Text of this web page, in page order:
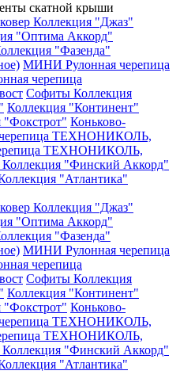
скатной крыши
Коллекция "Джаз"
"Оптима Аккорд"
"Фазенда"
МИНИ Рулонная черепица
черепица
Софиты Коллекция
Коллекция "Континент"
"Фокстрот" Коньково-
черепица ТЕХНОНИКОЛЬ,
ТЕХНОНИКОЛЬ,
Коллекция "Финский Аккорд"
"Атлантика"
Коллекция "Джаз"
"Оптима Аккорд"
"Фазенда"
МИНИ Рулонная черепица
черепица
Софиты Коллекция
Коллекция "Континент"
"Фокстрот" Коньково-
черепица ТЕХНОНИКОЛЬ,
ТЕХНОНИКОЛЬ,
Коллекция "Финский Аккорд"
"Атлантика"